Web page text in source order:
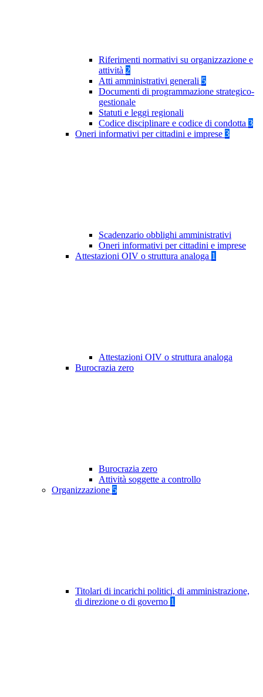
Riferimenti normativi su organizzazione e
attività 2
Atti amministrativi generali 5
Documenti di programmazione strategico-
gestionale
Statuti e leggi regionali
Codice disciplinare e codice di condotta 3
Oneri informativi per cittadini e imprese 3
Scadenzario obblighi amministrativi
Oneri informativi per cittadini e imprese
Attestazioni OIV o struttura analoga 1
Attestazioni OIV o struttura analoga
Burocrazia zero
Burocrazia zero
Attività soggette a controllo
Organizzazione 5
Titolari di incarichi politici, di amministrazione,
di direzione o di governo 1